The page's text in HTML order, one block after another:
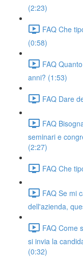
(2:23)
FAQ Che
(0:58)
FAQ
anni? (1:53)
FAQ Dare
FAQ
seminari e
(2:27)
FAQ Che
FAQ Se mi
dell'azienda,
FAQ Come
si invia la
(0:32)